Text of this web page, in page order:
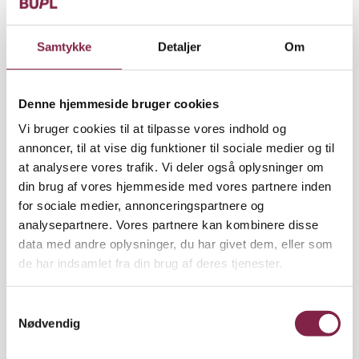
Samtykke Detaljer Om
Denne hjemmeside bruger cookies
Vi bruger cookies til at tilpasse vores indhold og
annoncer, til at vise dig funktioner til sociale medier og til
at analysere vores trafik. Vi deler også oplysninger om
din brug af vores hjemmeside med vores partnere inden
for sociale medier, annonceringspartnere og
analysepartnere. Vores partnere kan kombinere disse
data med andre oplysninger, du har givet dem, eller som
de har indsamlet fra din brug af deres tjenester.
Nødvendig
arbejdsgivernes tilbud på 6,7 procent til 8,1 procent
– og dermed reallønsforbedringer til alle. Det
som betød, at de offentlige ansattes lønninger
skulle falde i præcis samme takt som de private
lønninger i nedgangstider, mens de kun blev hævet
med 80 procent af forskellen i opgangstider. Nu er
man vendt tilbage til den ’gamle’
reguleringsordning, hvor de offentlige lønninger
reguleres både op og ned med 80 procent af
forskellen i lønudviklingen.
»Overenskomstforhandlingerne har været en stor
og svær kamp, og resultatet skal selvfølgelig ses i
reguleringsmodel er afgørende for, hvordan vores